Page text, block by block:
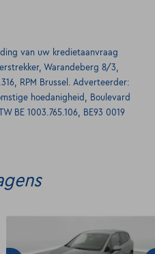
van uw kredietaanvraag
Warandeberg 8/3,
RPM Brussel. Adverteerder:
hoedanigheid, Boulevard
BE 1003.765.106, BE93 0019